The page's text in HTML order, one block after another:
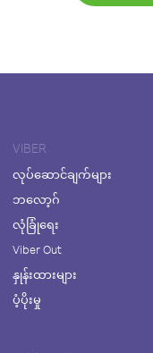
VIBER
လုပ်ဆောင်ချက်များ
ဘလော့ဂ်
လုံခြုံရေး
Viber Out
နှုန်းထားများ
ပံ့ပိုးမှု